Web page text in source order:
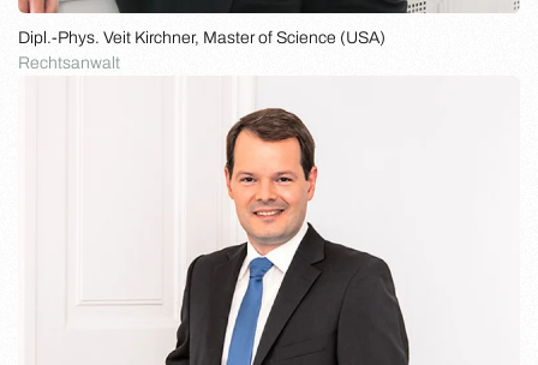
Dipl.-Phys. Veit Kirchner, Master of Science (USA)
Rechtsanwalt